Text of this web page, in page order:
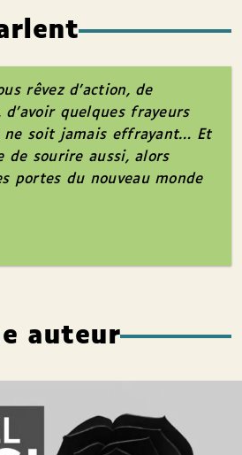
rêvez d’action, de
d’avoir quelques frayeurs
ne soit jamais effrayant… Et
de sourire aussi, alors
portes du nouveau monde
auteur